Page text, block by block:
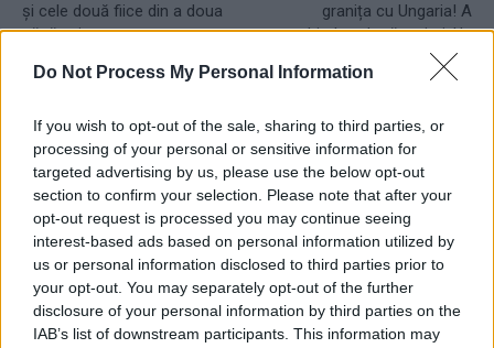
Do Not Process My Personal Information
If you wish to opt-out of the sale, sharing to third parties, or
processing of your personal or sensitive information for
targeted advertising by us, please use the below opt-out
section to confirm your selection. Please note that after your
opt-out request is processed you may continue seeing
interest-based ads based on personal information utilized by
us or personal information disclosed to third parties prior to
your opt-out. You may separately opt-out of the further
disclosure of your personal information by third parties on the
IAB’s list of downstream participants. This information may
și cele două fiice din a doua
căsătorie
granița cu Ungaria! A
schimbat două taxiuri. Un
polițist bine instruit ar fi
decriptat mesajul și ar fi putut
Robert Mateescu